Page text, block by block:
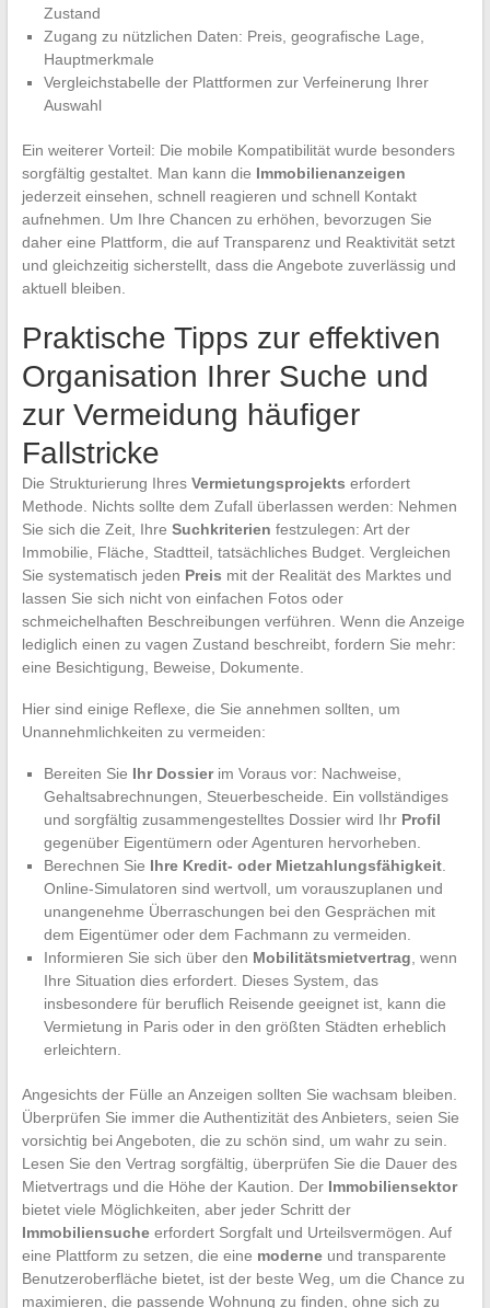
Zustand
Zugang zu nützlichen Daten: Preis, geografische Lage,
Hauptmerkmale
Vergleichstabelle der Plattformen zur Verfeinerung Ihrer
Auswahl
Ein weiterer Vorteil: Die mobile Kompatibilität wurde besonders
sorgfältig gestaltet. Man kann die Immobilienanzeigen
jederzeit einsehen, schnell reagieren und schnell Kontakt
aufnehmen. Um Ihre Chancen zu erhöhen, bevorzugen Sie
daher eine Plattform, die auf Transparenz und Reaktivität setzt
und gleichzeitig sicherstellt, dass die Angebote zuverlässig und
aktuell bleiben.
Praktische Tipps zur effektiven
Organisation Ihrer Suche und
zur Vermeidung häufiger
Fallstricke
Die Strukturierung Ihres Vermietungsprojekts erfordert
Methode. Nichts sollte dem Zufall überlassen werden: Nehmen
Sie sich die Zeit, Ihre Suchkriterien festzulegen: Art der
Immobilie, Fläche, Stadtteil, tatsächliches Budget. Vergleichen
Sie systematisch jeden Preis mit der Realität des Marktes und
lassen Sie sich nicht von einfachen Fotos oder
schmeichelhaften Beschreibungen verführen. Wenn die Anzeige
lediglich einen zu vagen Zustand beschreibt, fordern Sie mehr:
eine Besichtigung, Beweise, Dokumente.
Hier sind einige Reflexe, die Sie annehmen sollten, um
Unannehmlichkeiten zu vermeiden:
Bereiten Sie Ihr Dossierim Voraus vor: Nachweise,
Gehaltsabrechnungen, Steuerbescheide. Ein vollständiges
und sorgfältig zusammengestelltes Dossier wird Ihr Profil
gegenüber Eigentümern oder Agenturen hervorheben.
Berechnen Sie Ihre Kredit- oder Mietzahlungsfähigkeit.
Online-Simulatoren sind wertvoll, um vorauszuplanen und
unangenehme Überraschungen bei den Gesprächen mit
dem Eigentümer oder dem Fachmann zu vermeiden.
Informieren Sie sich über den Mobilitätsmietvertrag , wenn
Ihre Situation dies erfordert. Dieses System, das
insbesondere für beruflich Reisende geeignet ist, kann die
Vermietung in Paris oder in den größten Städten erheblich
erleichtern.
Angesichts der Fülle an Anzeigen sollten Sie wachsam bleiben.
Überprüfen Sie immer die Authentizität des Anbieters, seien Sie
vorsichtig bei Angeboten, die zu schön sind, um wahr zu sein.
Lesen Sie den Vertrag sorgfältig, überprüfen Sie die Dauer des
Mietvertrags und die Höhe der Kaution. Der Immobiliensektor
bietet viele Möglichkeiten, aber jeder Schritt der
Immobiliensucheerfordert Sorgfalt und Urteilsvermögen. Auf
eine Plattform zu setzen, die eine moderneund transparente
Benutzeroberfläche bietet, ist der beste Weg, um die Chance zu
maximieren, die passende Wohnung zu finden, ohne sich zu